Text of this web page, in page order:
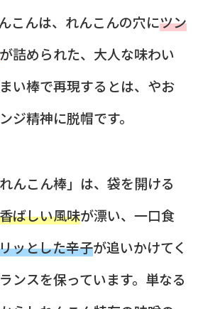
こんは、れんこんの穴にツン
が詰められた、大人な味わい
い棒で再現するとは、やお
ジ精神に脱帽です。
んこん棒」は、袋を開ける
ばしい風味が漂い、一口食
ッとした辛子が追いかけてく
ンスを保っています。単なる